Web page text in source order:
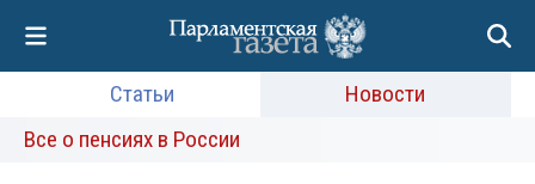
Статьи
Новости
Все о пенсиях в России